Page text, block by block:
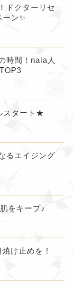
ドクターリセ
ン✨
時間！naia人
スタート★
るエイジング
をキープ♪
け止めを！